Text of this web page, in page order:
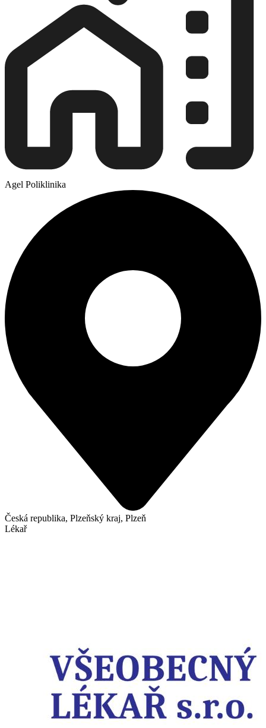
Agel Poliklinika
Česká republika, Plzeňský kraj, Plzeň
Lékař